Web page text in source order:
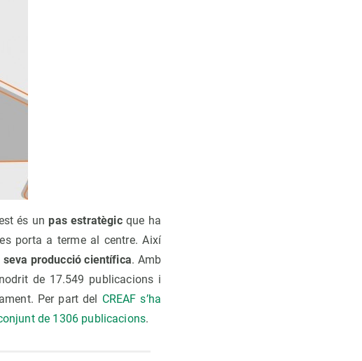
és unpas estratègicque ha
porta a terme al centre. Així
producció científica. Amb
de 17.549 publicacions i
Per part del CREAF s’ha
de 1306 publicacions.